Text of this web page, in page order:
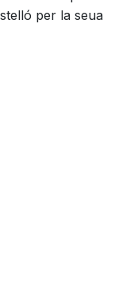
per la seua